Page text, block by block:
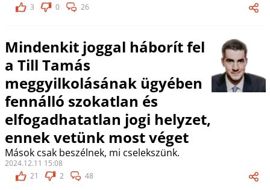
3
0 26
Mindenkit joggal háborít fel
a Till Tamás
meggyilkolásának ügyében
fennálló szokatlan és
elfogadhatatlan jogi helyzet,
ennek vetünk most véget
Mások csak beszélnek, mi cselekszünk.
2024.12.11 15:08
21
2 48